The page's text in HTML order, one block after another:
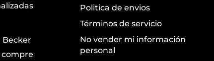
Becker
compre
Politica de envios
Términos de servicio
No vender mi información
personal